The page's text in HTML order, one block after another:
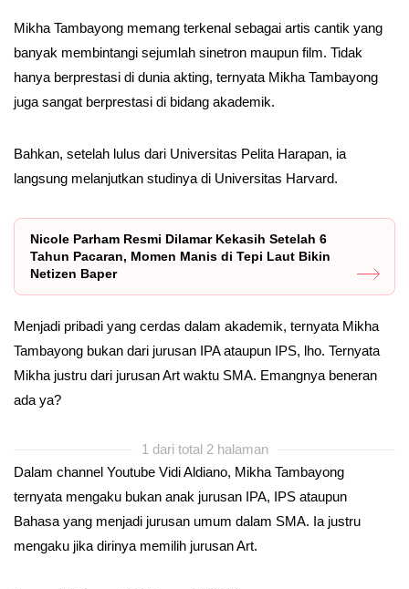
Mikha Tambayong memang terkenal sebagai artis cantik yang
banyak membintangi sejumlah sinetron maupun film. Tidak
hanya berprestasi di dunia akting, ternyata Mikha Tambayong
juga sangat berprestasi di bidang akademik.
Bahkan, setelah lulus dari Universitas Pelita Harapan, ia
langsung melanjutkan studinya di Universitas Harvard.
Nicole Parham Resmi Dilamar Kekasih Setelah 6
Tahun Pacaran, Momen Manis di Tepi Laut Bikin
Netizen Baper
Menjadi pribadi yang cerdas dalam akademik, ternyata Mikha
Tambayong bukan dari jurusan IPA ataupun IPS, lho. Ternyata
Mikha justru dari jurusan Art waktu SMA. Emangnya beneran
ada ya?
1 dari total 2 halaman
Dalam channel Youtube Vidi Aldiano, Mikha Tambayong
ternyata mengaku bukan anak jurusan IPA, IPS ataupun
Bahasa yang menjadi jurusan umum dalam SMA. Ia justru
mengaku jika dirinya memilih jurusan Art.